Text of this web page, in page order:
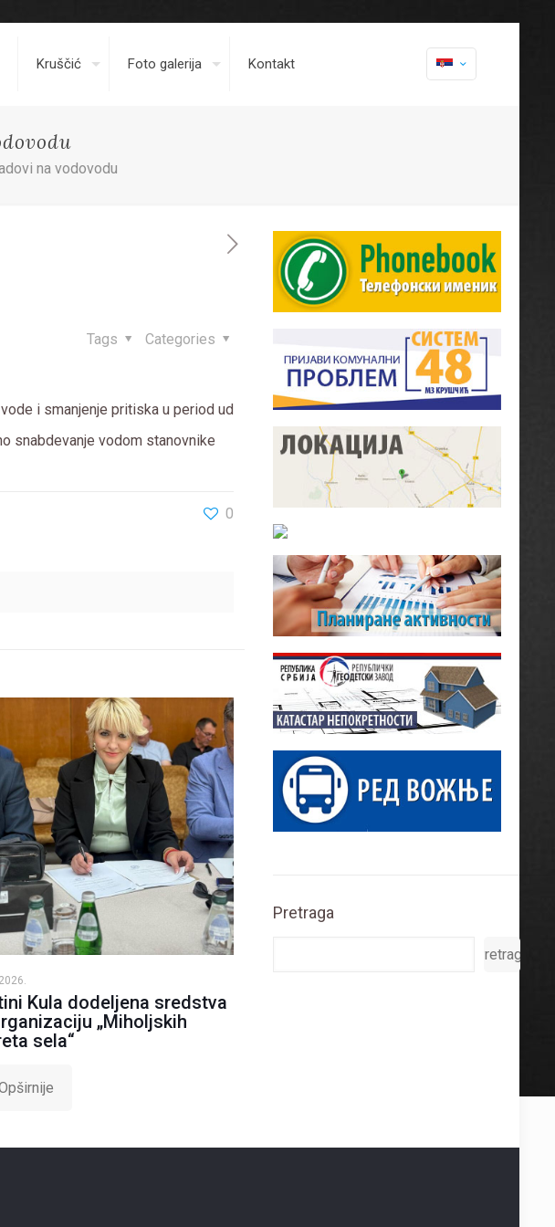
Kruščić Foto galerija Kontakt
na vodovodu
Categories
Tags
i smanjenje pritiska u period ud
snabdevanje vodom stanovnike
0
Kula dodeljena sredstva
„Miholjskih
sela“
Pretraga
Pretraga